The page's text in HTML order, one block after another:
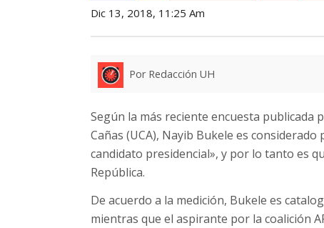
Dic 13, 2018, 11:25 Am
Por Redacción UH
Según la más reciente encuesta publicada
Cañas (UCA), Nayib Bukele es
candidato presidencial», y por lo tanto es
República.
De acuerdo a la medición, Bukele es
mientras que el aspirante por la coalición